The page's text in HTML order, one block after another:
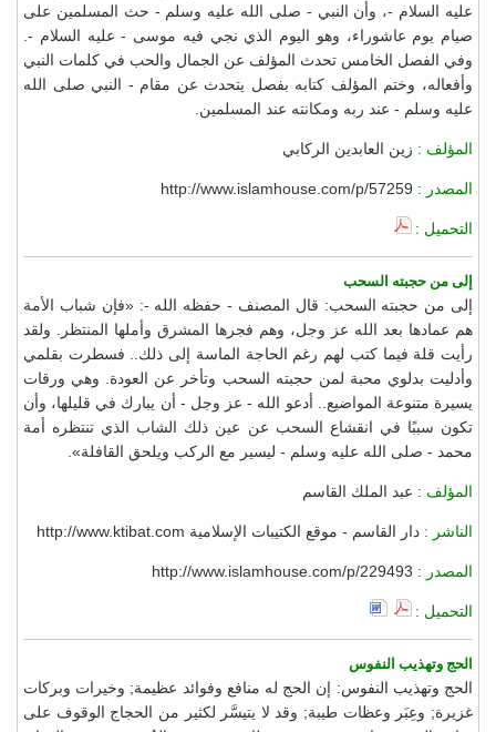
عليه السلام -، وأن النبي - صلى الله عليه وسلم - حث المسلمين على
صيام يوم عاشوراء، وهو اليوم الذي نجي فيه موسى - عليه السلام -.
وفي الفصل الخامس تحدث المؤلف عن الجمال والحب في كلمات النبي
وأفعاله، وختم المؤلف كتابه بفصل يتحدث عن مقام - النبي صلى الله
عليه وسلم - عند ربه ومكانته عند المسلمين.
المؤلف : زين العابدين الركابي
المصدر : http://www.islamhouse.com/p/57259
التحميل :
إلى من حجبته السحب
إلى من حجبته السحب: قال المصنف - حفظه الله -: «فإن شباب الأمة
هم عمادها بعد الله عز وجل، وهم فجرها المشرق وأملها المنتظر. ولقد
رأيت قلة فيما كتب لهم رغم الحاجة الماسة إلى ذلك.. فسطرت بقلمي
وأدليت بدلوي محبة لمن حجبته السحب وتأخر عن العودة. وهي ورقات
يسيرة متنوعة المواضيع.. أدعو الله - عز وجل - أن يبارك في قليلها، وأن
تكون سببًا في انقشاع السحب عن عين ذلك الشاب الذي تنتظره أمة
محمد - صلى الله عليه وسلم - ليسير مع الركب ويلحق القافلة».
المؤلف : عبد الملك القاسم
الناشر : دار القاسم - موقع الكتيبات الإسلامية http://www.ktibat.com
المصدر : http://www.islamhouse.com/p/229493
التحميل :
الحج وتهذيب النفوس
الحج وتهذيب النفوس: إن الحج له منافع وفوائد عظيمة; وخيرات وبركات
غزيرة; وعِبَر وعظات طيبة; وقد لا يتيسَّر لكثير من الحجاج الوقوف على